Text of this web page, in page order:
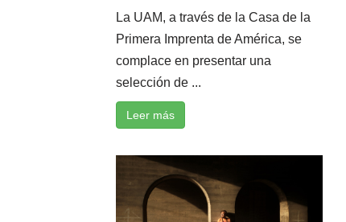
La UAM, a través de la Casa de la
Primera Imprenta de América, se
complace en presentar una
selección de ...
Leer más